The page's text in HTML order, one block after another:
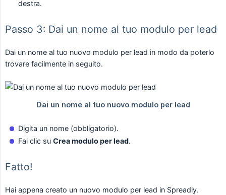
destra.
Passo 3: Dai un nome al tuo modulo per lead
Dai un nome al tuo nuovo modulo per lead in modo da poterlo
trovare facilmente in seguito.
Digita un nome (obbligatorio).
Fai clic su Crea modulo per lead.
Fatto!
Hai appena creato un nuovo modulo per lead in Spreadly.